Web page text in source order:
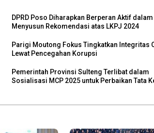
DPRD Poso Diharapkan Berperan Aktif dalam
Menyusun Rekomendasi atas LKPJ 2024
Parigi Moutong Fokus Tingkatkan Integritas
Lewat Pencegahan Korupsi
Pemerintah Provinsi Sulteng Terlibat dalam
Sosialisasi MCP 2025 untuk Perbaikan Tata